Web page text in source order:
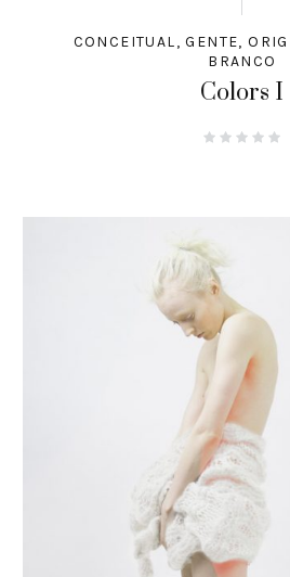
CONCEITUAL,GENTE,
BRANCO
Colors I